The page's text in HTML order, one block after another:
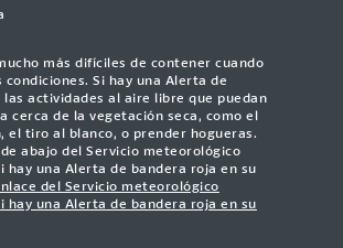
más difíciles de contener cuando
Si hay una Alerta de
actividades al aire libre que puedan
cerca de la vegetación seca, como el
el tiro al blanco, o prender hogueras.
abajo del Servicio meteorológico
hay una Alerta de bandera roja en su
del Servicio meteorológico
hay una Alerta de bandera roja en su